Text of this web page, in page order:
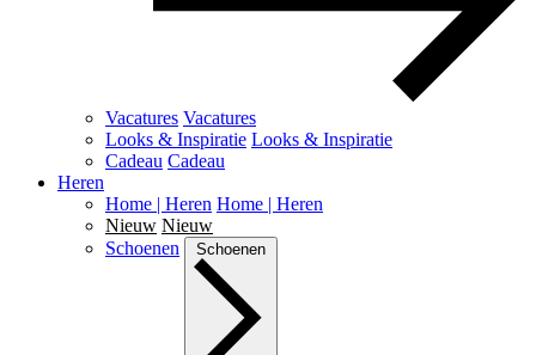
Vacatures Vacatures
Looks & Inspiratie Looks & Inspiratie
Cadeau Cadeau
Heren
Home | Heren Home | Heren
Nieuw Nieuw
Schoenen
Schoenen